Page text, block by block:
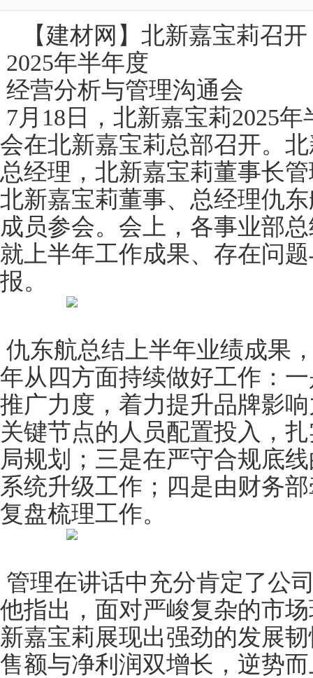
【建材网 】北新嘉宝莉召开
2025年半年度
经营分析与管理沟通会
7月18日，北新嘉宝莉2025
会在北新嘉宝莉总部召开。
总经理，北新嘉宝莉董事长
北新嘉宝莉董事、总经理仇
成员参会。会上，各事业部
就上半年工作成果、存在问
报。
仇东航总结上半年业绩成果
年从四方面持续做好工作：
推广力度，着力提升品牌影
关键节点的人员配置投入，
局规划；三是在严守合规底
系统升级工作；四是由财务
复盘梳理工作。
管理在讲话中充分肯定了公
他指出，面对严峻复杂的市
新嘉宝莉展现出强劲的发展
售额与净利润双增长，逆势